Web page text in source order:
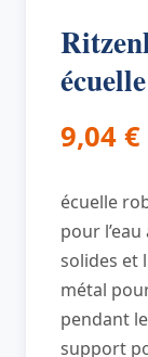
9,04 €
écuelle
pour
solides et
métal
pendant
support